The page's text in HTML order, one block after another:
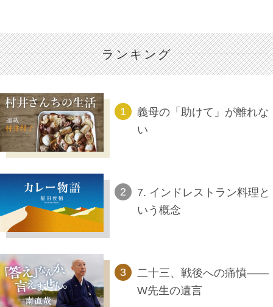
ランキング
義母の「助けて」が離れな
い
7. インドレストラン料理と
いう概念
二十三、戦後への痛憤――
W先生の遺言